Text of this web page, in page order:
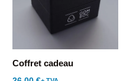
Coffret cadeau